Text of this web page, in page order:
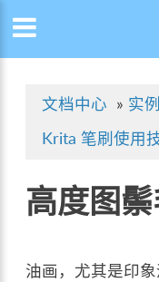
文档中心 » 实
Krita 笔刷使用
高度图
油画，尤其是印